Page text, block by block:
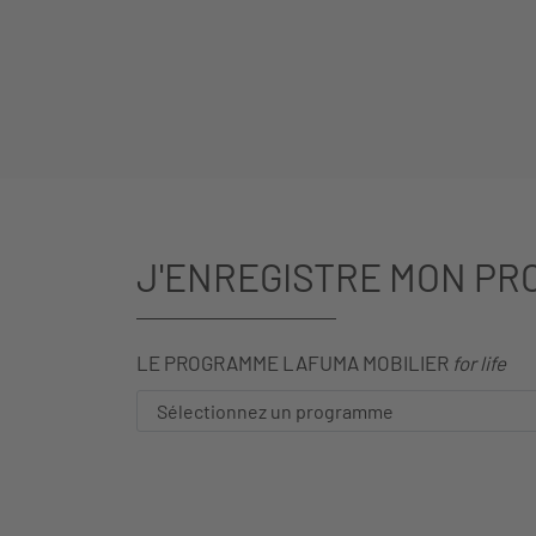
J'ENREGISTRE MON
LE PROGRAMME LAFUMA MOBILIER for life